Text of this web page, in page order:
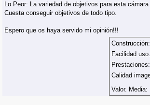
Lo Peor: La variedad de objetivos para esta
Cuesta conseguir objetivos de todo tipo.
Espero que os haya servido mi opinión!!!
Construcción:
Facilidad uso:
Prestaciones:
Calidad
Valor. Media: